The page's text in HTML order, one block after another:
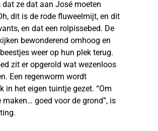
ze dat aan José moeten
dit is de rode fluweelmijt, en dit
en dat een rolpissebed. De
bewonderend omhoog en
weer op hun plek terug.
zit er opgerold wat wezenloos
Een regenworm wordt
in het eigen tuintje gezet. “Om
maken… goed voor de grond”, is